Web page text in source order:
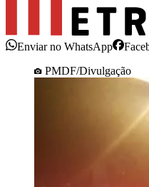
Enviar no WhatsApp
PMDF/Divulgação